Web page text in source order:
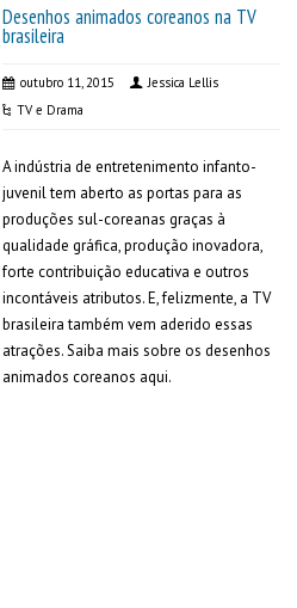
Desenhos animados coreanos na TV
brasileira
outubro 11, 2015
Jessica Lellis
TV e Drama
A indústria de entretenimento infanto-
juvenil tem aberto as portas para as
produções sul-coreanas graças à
qualidade gráfica, produção inovadora,
forte contribuição educativa e outros
incontáveis atributos. E, felizmente, a TV
brasileira também vem aderido essas
atrações. Saiba mais sobre os desenhos
animados coreanos aqui.